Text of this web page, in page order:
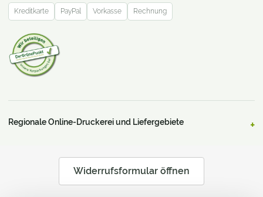
Kreditkarte PayPal Vorkasse Rechnung
Regionale Online-Druckerei und Liefergebiete
Widerrufsformular öffnen